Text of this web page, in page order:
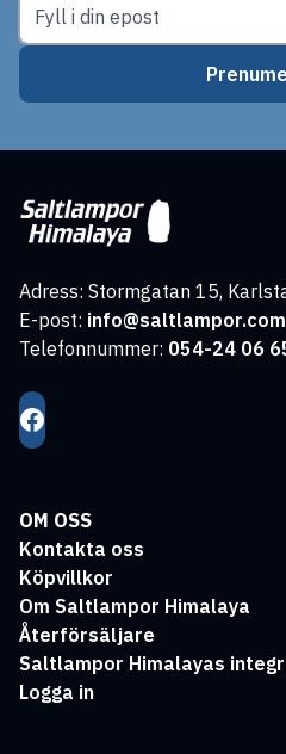
Adress: Stormgatan 15,
E-post: info@saltlampor.com
Telefonnummer: 054-24 06
OM OSS
Kontakta oss
Köpvillkor
Om Saltlampor Himalaya
Återförsäljare
Saltlampor Himalayas
Logga in